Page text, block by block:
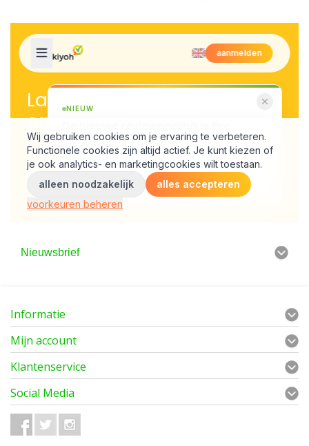
Nieuwsbrief
Informatie
Mijn account
Klantenservice
Social Media